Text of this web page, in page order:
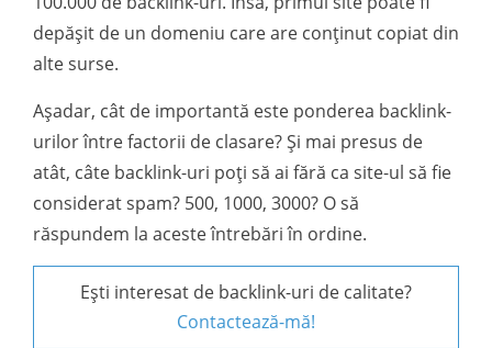
depășit de un domeniu care are conținut copiat din
alte surse.
Așadar, cât de importantă este ponderea backlink-
urilor între factorii de clasare? Și mai presus de
atât, câte backlink-uri poți să ai fără ca site-ul să fie
considerat spam? 500, 1000, 3000? O să
răspundem la aceste întrebări în ordine.
Ești interesat de backlink-uri de calitate?
Contactează-mă!